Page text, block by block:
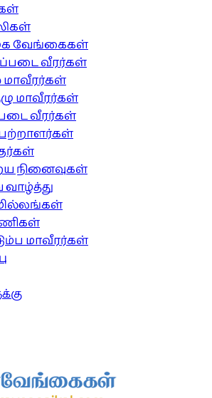
வேங்கைகள்
வீரர்கள்
மாவீரர்கள்
வீரர்கள்
நினைவுகள்
மாவீரர்கள்